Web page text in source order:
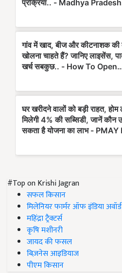
#Top on Krishi Jagran
सफल किसान
मिलेनियर फार्मर ऑफ इंडिया अवॉर्ड
महिंद्रा ट्रैक्टर्स
कृषि मशीनरी
जायद की फसल
बिज़नेस आइडियाज
पीएम किसान